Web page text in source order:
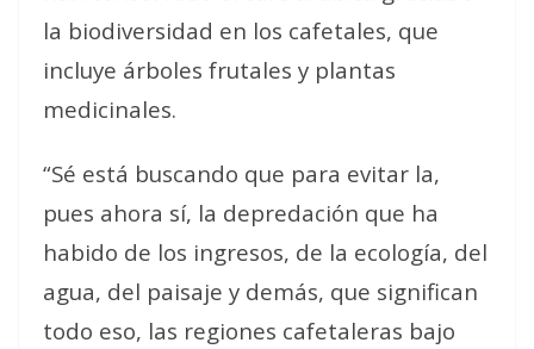
la biodiversidad en los cafetales, que
incluye árboles frutales y plantas
medicinales.
“Sé está buscando que para evitar la,
pues ahora sí, la depredación que ha
habido de los ingresos, de la ecología, del
agua, del paisaje y demás, que significan
todo eso, las regiones cafetaleras bajo